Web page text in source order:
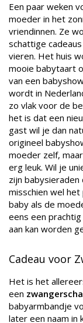
Een paar weken
moeder in het
vriendinnen. Ze
schattige
vieren. Het huis
mooie babytaart
van een
wordt in
zo vlak voor de
het is dat een
gast wil je dan
origineel
moeder zelf,
erg leuk. Wil je
zijn babysieraden
misschien wel
baby als de
eens een
aan kan worden
Cadeau voor
Het is het
een
babyarmbandje
later een naam in